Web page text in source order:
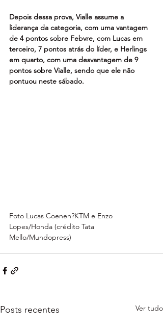
Depois dessa prova, Vialle assume a
liderança da categoria, com uma vantagem
de 4 pontos sobre Febvre, com Lucas em
terceiro, 7 pontos atrás do líder, e Herlings
em quarto, com uma desvantagem de 9
pontos sobre Vialle, sendo que ele não
pontuou neste sábado.
Foto Lucas Coenen?KTM e Enzo
Lopes/Honda (crédito Tata
Mello/Mundopress)
Posts recentes Ver tudo